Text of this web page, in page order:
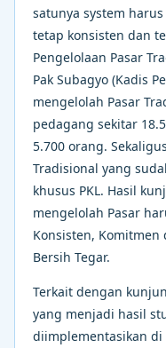
satunya system
tetap konsisten dan
Pengelolaan Pasar
Pak Subagyo (Kadis
mengelolah Pasar
pedagang sekitar
5.700 orang.
Tradisional yang
khusus PKL. Hasil
mengelolah Pasar
Konsisten, Komitmen
Bersih Tegar.
Terkait dengan
yang menjadi hasil
diimplementasikan di